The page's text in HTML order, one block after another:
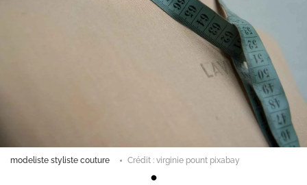
modeliste styliste couture Crédit : virginie pount pixabay